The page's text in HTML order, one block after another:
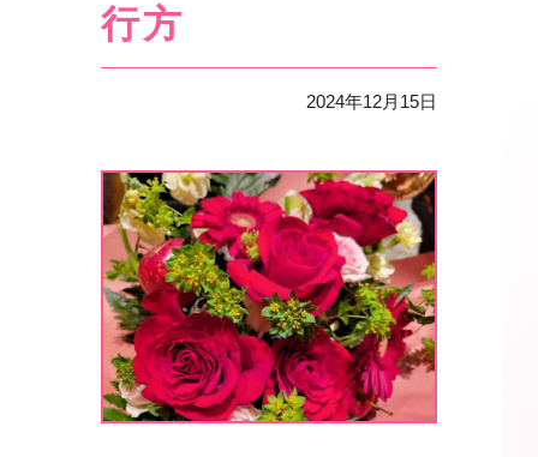
行方
2024年12月15日